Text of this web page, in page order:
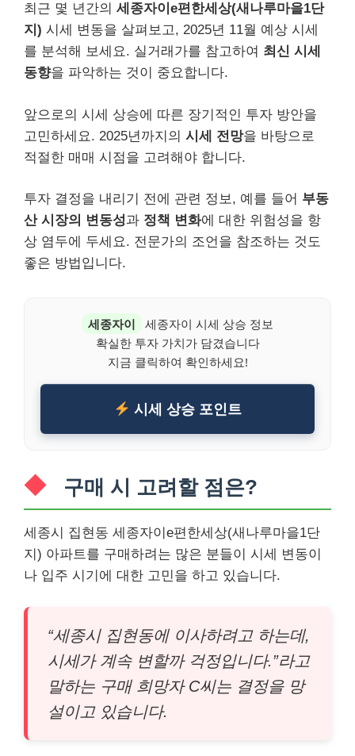
최근 몇 년간의 세종자이e편한세상(새나루마을1단
지) 시세 변동을 살펴보고, 2025년 11월 예상 시세
를 분석해 보세요. 실거래가를 참고하여 최신 시세
동향을 파악하는 것이 중요합니다.
앞으로의 시세 상승에 따른 장기적인 투자 방안을
고민하세요. 2025년까지의 시세 전망을 바탕으로
적절한 매매 시점을 고려해야 합니다.
투자 결정을 내리기 전에 관련 정보, 예를 들어 부동
산 시장의 변동성과 정책 변화에 대한 위험성을 항
상 염두에 두세요. 전문가의 조언을 참조하는 것도
좋은 방법입니다.
세종자이
세종자이 시세 상승 정보
확실한 투자 가치가 담겼습니다
지금 클릭하여 확인하세요!
시세 상승 포인트
구매 시 고려할 점은?
세종시 집현동 세종자이e편한세상(새나루마을1단
지) 아파트를 구매하려는 많은 분들이 시세 변동이
나 입주 시기에 대한 고민을 하고 있습니다.
“세종시 집현동에 이사하려고 하는데,
시세가 계속 변할까 걱정입니다.”라고
말하는 구매 희망자 C씨는 결정을 망
설이고 있습니다.